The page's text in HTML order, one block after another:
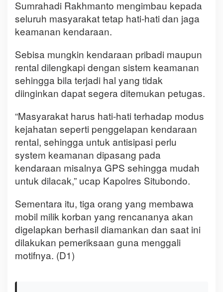
Sumrahadi Rakhmanto mengimbau kepada
seluruh masyarakat tetap hati-hati dan jaga
keamanan kendaraan.
Sebisa mungkin kendaraan pribadi maupun
rental dilengkapi dengan sistem keamanan
sehingga bila terjadi hal yang tidak
diinginkan dapat segera ditemukan petugas.
“Masyarakat harus hati-hati terhadap modus
kejahatan seperti penggelapan kendaraan
rental, sehingga untuk antisipasi perlu
system keamanan dipasang pada
kendaraan misalnya GPS sehingga mudah
untuk dilacak,” ucap Kapolres Situbondo.
Sementara itu, tiga orang yang membawa
mobil milik korban yang rencananya akan
digelapkan berhasil diamankan dan saat ini
dilakukan pemeriksaan guna menggali
motifnya. (D1)